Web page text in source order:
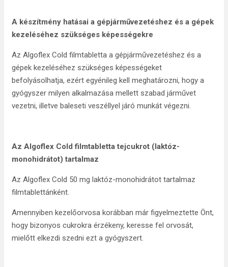
A készítmény hatásai a gépjárművezetéshez és a gépek
kezeléséhez szükséges képességekre
Az Algoflex Cold filmtabletta a gépjárművezetéshez és a
gépek kezeléséhez szükséges képességeket
befolyásolhatja, ezért egyénileg kell meghatározni, hogy a
gyógyszer milyen alkalmazása mellett szabad járművet
vezetni, illetve baleseti veszéllyel járó munkát végezni.
Az Algoflex Cold filmtabletta tejcukrot (laktóz-
monohidrátot) tartalmaz
Az Algoflex Cold 50 mg laktóz-monohidrátot tartalmaz
filmtablettánként.
Amennyiben kezelőorvosa korábban már figyelmeztette Önt,
hogy bizonyos cukrokra érzékeny, keresse fel orvosát,
mielőtt elkezdi szedni ezt a gyógyszert.